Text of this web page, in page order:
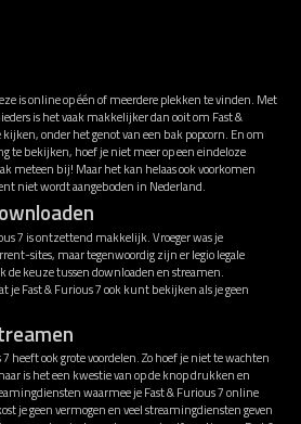
is online op één of meerdere plekken te vinden. Met
is het vaak makkelijker dan ooit om Fast &
onder het genot van een bak popcorn. En om
te bekijken, hoef je niet meer op een eindeloze
meteen bij! Maar het kan helaas ook voorkomen
niet wordt aangeboden in Nederland.
7 is ontzettend makkelijk. Vroeger was je
sites, maar tegenwoordig zijn er legio legale
de keuze tussen downloaden en streamen.
je Fast & Furious 7 ook kunt bekijken als je geen
heeft ook grote voordelen. Zo hoef je niet te wachten
is het een kwestie van op de knop drukken en
waarmee je Fast & Furious 7 online
je geen vermogen en veel streamingdiensten geven